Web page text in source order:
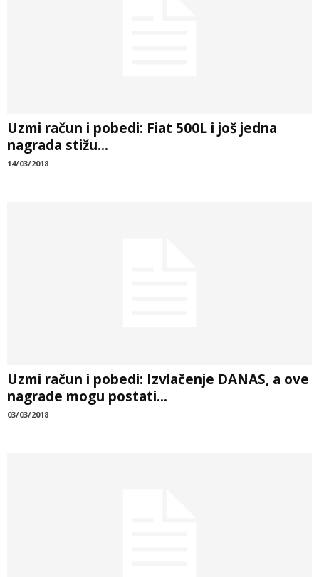
Uzmi račun i pobedi: Fiat 500L i još jedna
nagrada stižu...
14/03/2018
Uzmi račun i pobedi: Izvlačenje DANAS, a ove
nagrade mogu postati...
03/03/2018